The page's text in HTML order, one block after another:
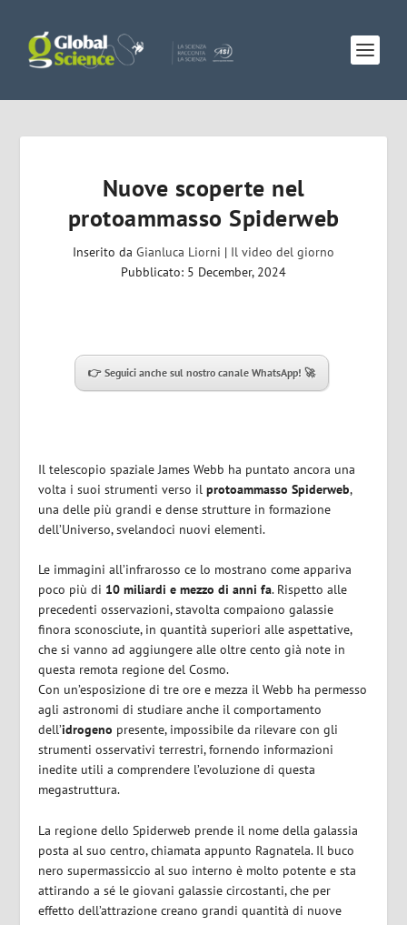
Nuove scoperte nel
protoammasso Spiderweb
Inserito da Gianluca Liorni | Il video del giorno
Pubblicato: 5 December, 2024
👉 Seguici anche sul nostro canale WhatsApp! 🚀
Il telescopio spaziale James Webb ha puntato ancora una
volta i suoi strumenti verso ilprotoammasso Spiderweb,
una delle più grandi e dense strutture in formazione
dell’Universo, svelandoci nuovi elementi.
Le immagini all’infrarosso ce lo mostrano come appariva
poco più di 10 miliardi e mezzo di anni fa. Rispetto alle
precedenti osservazioni, stavolta compaiono galassie
finora sconosciute, in quantità superiori alle aspettative,
che si vanno ad aggiungere alle oltre cento già note in
questa remota regione del Cosmo.
Con un’esposizione di tre ore e mezza il Webb ha permesso
agli astronomi di studiare anche il comportamento
dell’idrogeno presente, impossibile da rilevare con gli
strumenti osservativi terrestri, fornendo informazioni
inedite utili a comprendere l’evoluzione di questa
megastruttura.
La regione dello Spiderweb prende il nome della galassia
posta al suo centro, chiamata appunto Ragnatela. Il buco
nero supermassiccio al suo interno è molto potente e sta
attirando a sé le giovani galassie circostanti, che per
effetto dell’attrazione creano grandi quantità di nuove